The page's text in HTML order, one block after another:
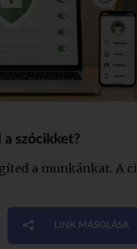
a szócikket?
a munkánkat. A
LINK MÁSOLÁSA